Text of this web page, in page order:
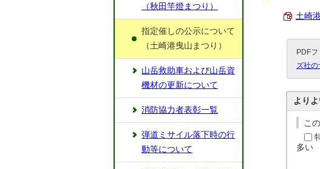
土崎
PDF
ズ社の
より
こ
多い
（秋田竿燈まつり）
指定催しの公示について
（土崎港曳山まつり）
山岳救助車および山岳資
機材の更新について
消防協力者表彰一覧
弾道ミサイル落下時の行
動等について